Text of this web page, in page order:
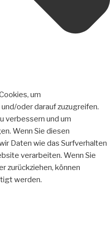
um
oder darauf zuzugreifen.
verbessern und um
Wenn Sie diesen
Daten wie das Surfverhalten
verarbeiten. Wenn Sie
zurückziehen, können
werden.